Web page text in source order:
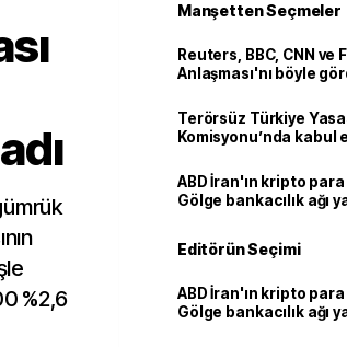
%2,6
Manşetten Seçmeler
Reuters, BBC, CNN ve
Anlaşması'nı böyle
Terörsüz Türkiye
Komisyonu’nda kabul
ABD İran'ın kripto para
Gölge bankacılık ağı
Editörün Seçimi
ABD İran'ın kripto para
Gölge bankacılık ağı